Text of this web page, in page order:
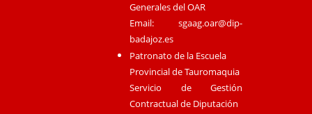
Generales del OAR
Email:sgaag.oar@dip-
badajoz.es
Patronato de la Escuela
Provincial de Tauromaquia
Servicio de Gestión
Contractual de Diputación